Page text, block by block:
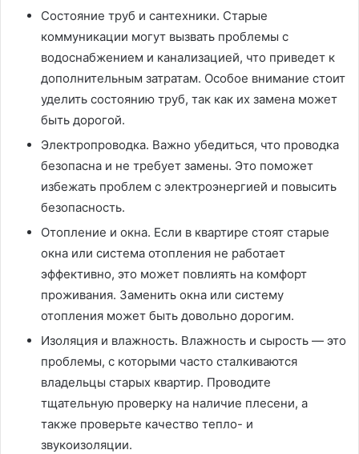
Состояние труб и сантехники. Старые
коммуникации могут вызвать проблемы с
водоснабжением и канализацией, что приведет к
дополнительным затратам. Особое внимание стоит
уделить состоянию труб, так как их замена может
быть дорогой.
Электропроводка. Важно убедиться, что проводка
безопасна и не требует замены. Это поможет
избежать проблем с электроэнергией и повысить
безопасность.
Отопление и окна. Если в квартире стоят старые
окна или система отопления не работает
эффективно, это может повлиять на комфорт
проживания. Заменить окна или систему
отопления может быть довольно дорогим.
Изоляция и влажность. Влажность и сырость — это
проблемы, с которыми часто сталкиваются
владельцы старых квартир. Проводите
тщательную проверку на наличие плесени, а
также проверьте качество тепло- и
звукоизоляции.